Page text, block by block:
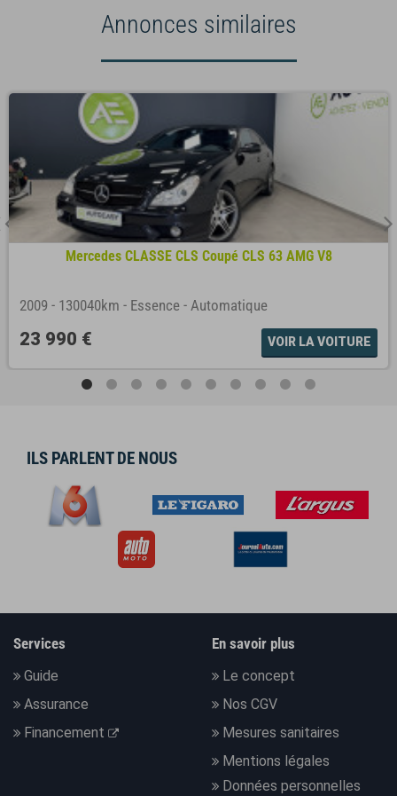
Annonces similaires
Mercedes CLASSE CLS Coupé CLS 63 AMG V8
2009 - 130040km - Essence - Automatique
23 990 € VOIR LA VOITURE
ILS PARLENT DE NOUS
Services
Guide
Assurance
Financement
En savoir plus
Le concept
Nos CGV
Mesures sanitaires
Mentions légales
Données personnelles